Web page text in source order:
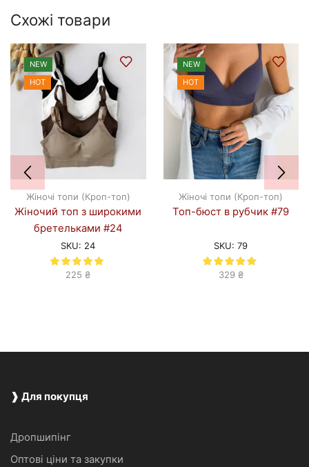
Схожі товари
NEW
HOT
Жіночі топи (Кроп-топ)
Жіночий топ з широкими
бретельками #24
SKU: 24
225₴
NEW
HOT
Жіночі топи (Кроп-топ)
Топ-бюст в рубчик #79
SKU:79
329 ₴
❱ Для покупця
Дропшипінг
Оптові ціни та закупки